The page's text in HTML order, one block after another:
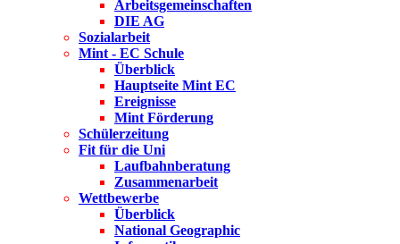
Arbeitsgemeinschaften
DIE AG
Sozialarbeit
Mint - EC Schule
Überblick
Hauptseite Mint EC
Ereignisse
Mint Förderung
Schülerzeitung
Fit für die Uni
Laufbahnberatung
Zusammenarbeit
Wettbewerbe
Überblick
National Geographic